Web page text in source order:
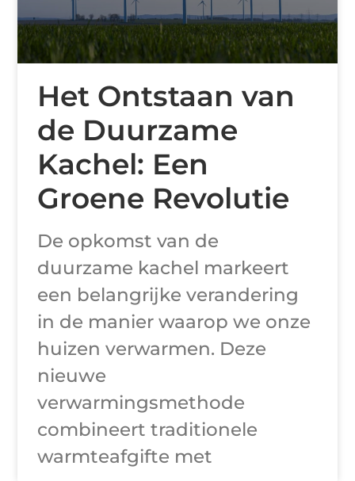
Het Ontstaan van
de Duurzame
Kachel: Een
Groene Revolutie
De opkomst van de
duurzame kachel markeert
een belangrijke verandering
in de manier waarop we onze
huizen verwarmen. Deze
nieuwe
verwarmingsmethode
combineert traditionele
warmteafgifte met